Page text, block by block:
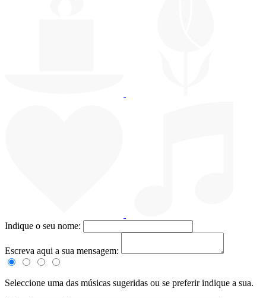
Indique o seu nome:
Escreva aqui a sua mensagem:
Seleccione uma das músicas sugeridas ou se preferir indique a sua.